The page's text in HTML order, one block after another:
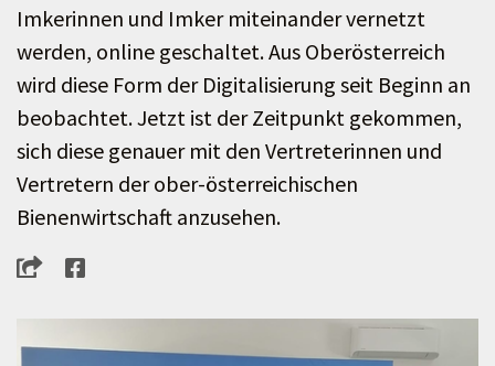
Imkerinnen und Imker miteinander vernetzt
werden, online geschaltet. Aus Oberösterreich
wird diese Form der Digitalisierung seit Beginn an
beobachtet. Jetzt ist der Zeitpunkt gekommen,
sich diese genauer mit den Vertreterinnen und
Vertretern der ober-österreichischen
Bienenwirtschaft anzusehen.